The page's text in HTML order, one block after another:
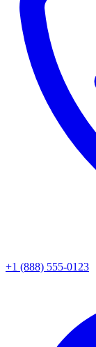
+1 (888) 555-0123